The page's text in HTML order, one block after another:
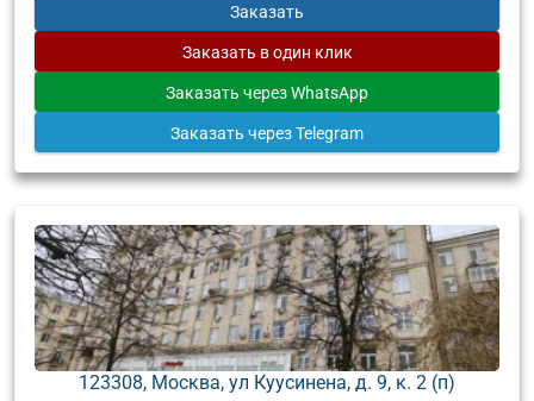
Заказать
Заказать в один клик
Заказать через WhatsApp
Заказать через Telegram
123308, Москва, ул Куусинена, д. 9, к. 2 (п)